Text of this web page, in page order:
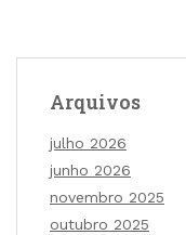
Arquivos
julho 2026
junho 2026
novembro 2025
outubro 2025